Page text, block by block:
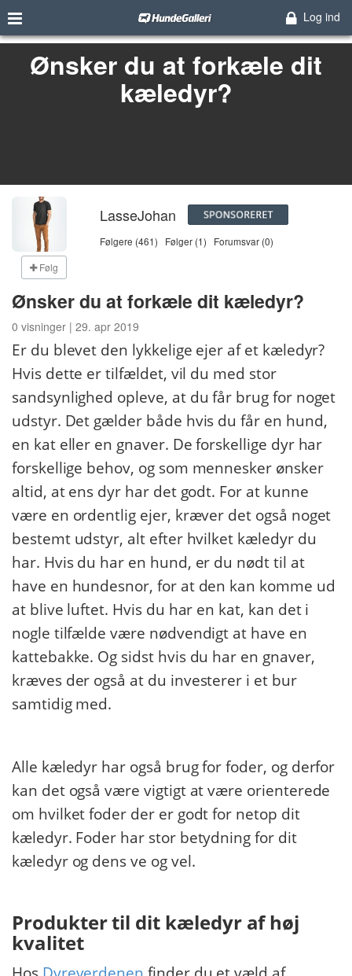
Log ind
Ønsker du at forkæle dit
kæledyr?
Følg
LasseJohan
Følgere (461) Følger (1) Forumsvar (0)
Ønsker du at forkæle dit kæledyr?
0 visninger | 29. apr 2019
Er du blevet den lykkelige ejer af et kæledyr?
Hvis dette er tilfældet, vil du med stor
sandsynlighed opleve, at du får brug for noget
udstyr. Det gælder både hvis du får en hund,
en kat eller en gnaver. De forskellige dyr har
forskellige behov, og som mennesker ønsker
altid, at ens dyr har det godt. For at kunne
være en ordentlig ejer, kræver det også noget
bestemt udstyr, alt efter hvilket kæledyr du
har. Hvis du har en hund, er du nødt til at
have en hundesnor, for at den kan komme ud
at blive luftet. Hvis du har en kat, kan det i
nogle tilfælde være nødvendigt at have en
kattebakke. Og sidst hvis du har en gnaver,
kræves der også at du investerer i et bur
samtidig med.
Alle kæledyr har også brug for foder, og derfor
kan det også være vigtigt at være orienterede
om hvilket foder der er godt for netop dit
kæledyr. Foder har stor betydning for dit
kæledyr og dens ve og vel.
Produkter til dit kæledyr af høj
kvalitet